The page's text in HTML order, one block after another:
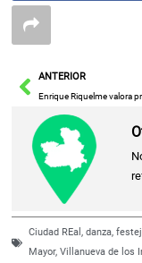
AntANTERIOR
Ciudad REal,danza,
Mayor,Villanueva de los